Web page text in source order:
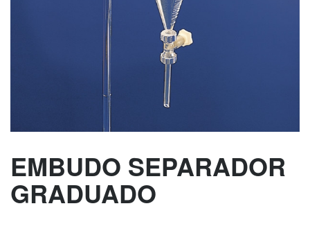
EMBUDO SEPARADOR
GRADUADO